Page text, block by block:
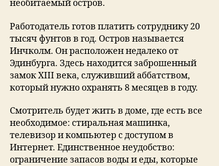
необитаемый остров.
Работодатель готов платить сотруднику 20
тысяч фунтов в год. Остров называется
Инчколм. Он расположен недалеко от
Эдинбурга. Здесь находится заброшенный
замок XIII века, служивший аббатством,
который нужно охранять 8 месяцев в году.
Смотритель будет жить в доме, где есть все
необходимое: стиральная машинка,
телевизор и компьютер с доступом в
Интернет. Единственное неудобство:
ограничение запасов воды и еды, которые